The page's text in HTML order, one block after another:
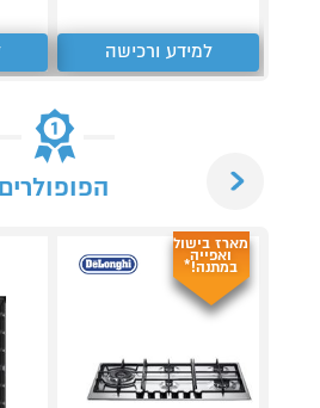
למידע ורכישה
הפופולרים
מארז בישול
ואפייה
במתנה!*